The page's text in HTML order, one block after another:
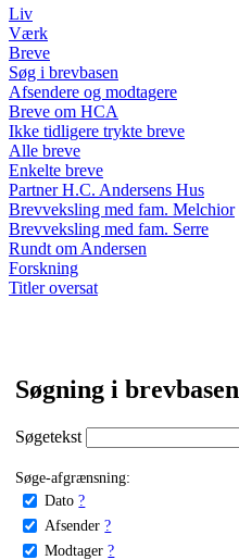
Liv
Værk
Breve
Søg i brevbasen
Afsendere og modtagere
Breve om HCA
Ikke tidligere trykte breve
Alle breve
Enkelte breve
Partner H.C. Andersens Hus
Brevveksling med fam. Melchior
Brevveksling med fam. Serre
Rundt om Andersen
Forskning
Titler oversat
Søgning i brevbasen
Søgetekst
Søge-afgrænsning:
Dato ?
Afsender ?
Modtager ?